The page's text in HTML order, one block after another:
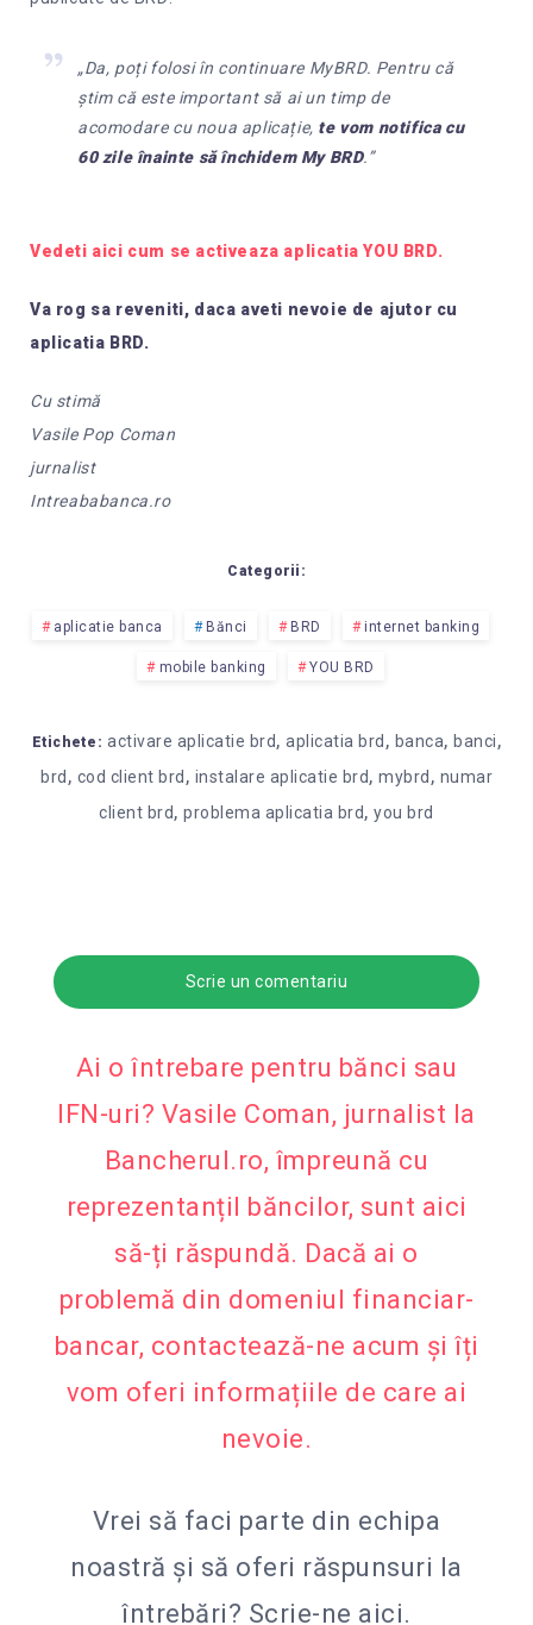
„Da, poți folosi în continuare MyBRD. Pentru că
știm că este important să ai un timp de
acomodare cu noua aplicație, te vom notifica cu
60 zile înainte să închidem My BRD.”
Vedeti aici cum se activeaza aplicatia YOU BRD.
Va rog sa reveniti, daca aveti nevoie de ajutor cu
aplicatia BRD.
Cu stimă
Vasile Pop Coman
jurnalist
Intreababanca.ro
Categorii:
aplicatie banca Bănci BRD internet banking
mobile banking YOU BRD
Etichete: activare aplicatie brd,aplicatia brd , banca,banci,
brd , cod client brd , instalare aplicatie brd, mybrd , numar
client brd,problema aplicatia brd,you brd
Scrie un comentariu
Ai o întrebare pentru bănci sau
IFN-uri? Vasile Coman, jurnalist la
Bancherul.ro, împreună cu
reprezentanțiI băncilor, sunt aici
să-ți răspundă. Dacă ai o
problemă din domeniul financiar-
bancar, contactează-ne acum și îți
vom oferi informațiile de care ai
nevoie.
Vrei să faci parte din echipa
noastră și să oferi răspunsuri la
întrebări? Scrie-ne aici.